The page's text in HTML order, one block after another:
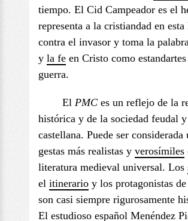
tiempo. El Cid Campeador es el
representa a la cristiandad en esta
contra el invasor y toma la
y la fe en Cristo como
guerra.
El PMC es un reflejo de la
histórica y de la sociedad feudal
castellana. Puede ser considerada
gestas más realistas y verosímiles
literatura medieval universal. Los
el itinerario y los protagonistas
son casi siempre rigurosamente
El estudioso español Menéndez